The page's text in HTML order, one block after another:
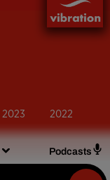
Podcasts
2023 2022